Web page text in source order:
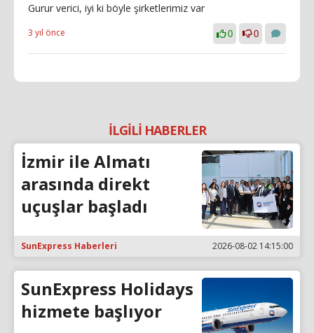
Gurur verici, iyi ki böyle şirketlerimiz var
3 yıl önce 0 0
İLGİLİ HABERLER
İzmir ile Almatı
arasında direkt
uçuşlar başladı
SunExpress Haberleri 2026-08-02 14:15:00
SunExpress Holidays
hizmete başlıyor